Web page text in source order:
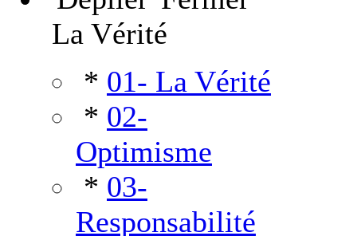
La Vérité
* 01- La Vérité
* 02-
Optimisme
* 03-
Responsabilité